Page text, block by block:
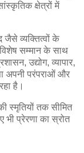
क्षेत्रों में
जैसे व्यक्तित्वों के
सम्मान के साथ
उद्योग, व्यापार,
अपनी परंपराओं और
है।
स्मृतियों तक सीमित
भी प्रेरणा का स्रोत